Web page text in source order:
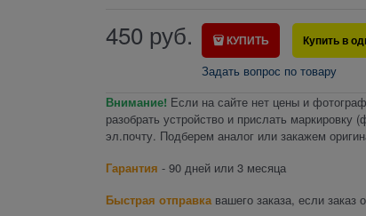
450 руб. КУПИТЬ Купить в
Задать вопрос по товару
Внимание! Если на сайте нет цены и
разобрать устройство и прислать
эл.почту. Подберем аналог или закажем
Гарантия - 90 дней или 3 месяца
Быстрая отправкавашего заказа, если заказ